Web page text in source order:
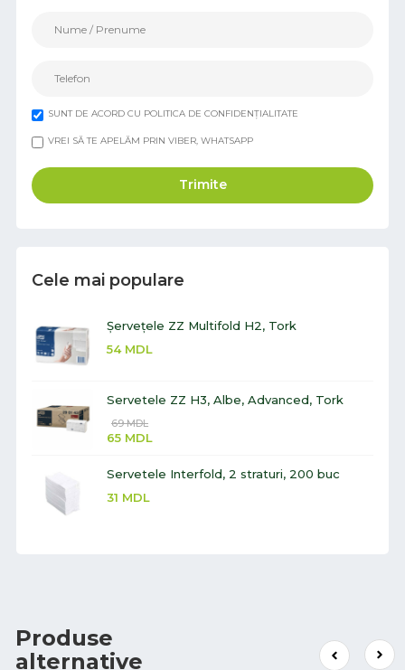
SUNT DE ACORD CU POLITICA DE CONFIDENȚIALITATE
VREI SĂ TE APELĂM PRIN VIBER, WHATSAPP
Trimite
Cele mai populare
Șervețele ZZ Multifold H2, Tork
54 MDL
Servetele ZZ H3, Albe, Advanced, Tork
69MDL
65 MDL
Servetele Interfold, 2 straturi, 200 buc
31 MDL
Produse
alternative